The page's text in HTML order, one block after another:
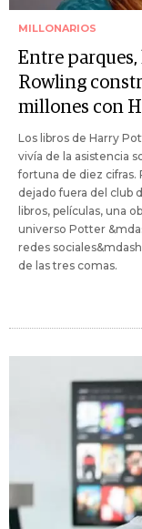
MILLONARIOS
Entre parques,
Rowling
millones con
Los libros de Harry
vivía de la asistencia
fortuna de diez cifras.
dejado fuera del club
libros, películas, una
universo Potter
redes
de las tres comas.